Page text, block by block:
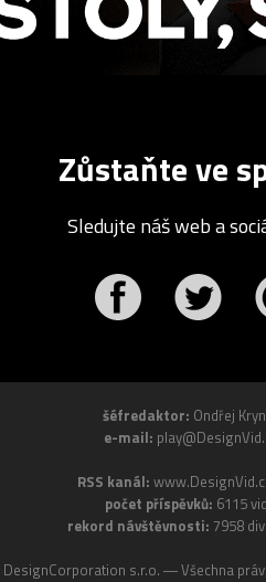
Zůstaňte ve
Sledujte náš web a
šéfredaktor: Ondřej
e-mail:
RSS kanál:
počet příspěvků: 6115
rekord návštěvnosti: 7958
DesignCorporation s.r.o. ― Všechna